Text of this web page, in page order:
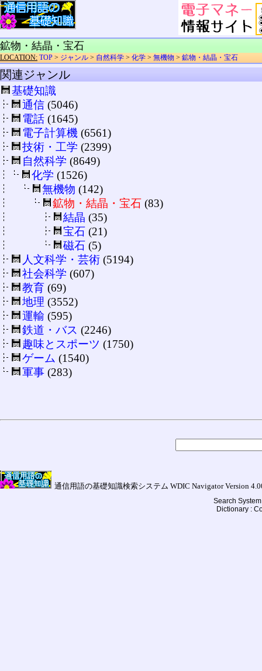
鉱物・結晶・宝石
LOCATION: TOP > ジャンル > 自然科学 > 化学 > 無機物 > 鉱物・結晶・宝石
関連ジャンル
基礎知識
通信 (5046)
電話 (1645)
電子計算機 (6561)
技術・工学 (2399)
自然科学 (8649)
化学 (1526)
無機物 (142)
鉱物・結晶・宝石 (83)
結晶 (35)
宝石 (21)
磁石 (5)
人文科学・芸術 (5194)
社会科学 (607)
教育 (69)
地理 (3552)
運輸 (595)
鉄道・バス (2246)
趣味とスポーツ (1750)
ゲーム (1540)
軍事 (283)
通信用語の基礎知識検索システム WDIC Navigator Version
Search
Dictionary :